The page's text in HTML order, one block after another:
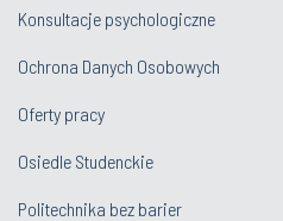
Konsultacje psychologiczne
Ochrona Danych Osobowych
Oferty pracy
Osiedle Studenckie
Politechnika bez barier